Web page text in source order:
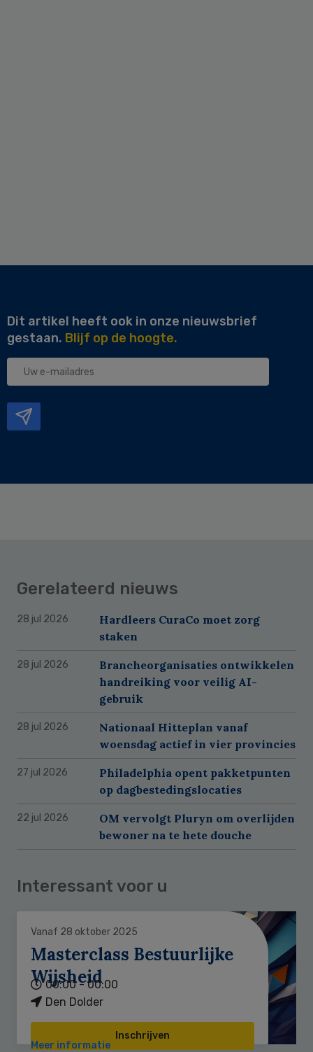
Dit artikel heeft ook in onze nieuwsbrief
gestaan. Blijf op de hoogte.
Uw
Gerelateerd nieuws
28 jul 2026
Hardleers CuraCo moet zorg
staken
28 jul 2026
Brancheorganisaties ontwikkelen
handreiking voor veilig AI-
gebruik
28 jul 2026
Nationaal Hitteplan vanaf
woensdag actief in vier provincies
27 jul 2026
Philadelphia opent pakketpunten
op dagbestedingslocaties
22 jul 2026
OM vervolgt Pluryn om overlijden
bewoner na te hete douche
Interessant voor u
Vanaf 28 oktober 2025
Masterclass Bestuurlijke
Wijsheid
00:00 - 00:00
Den Dolder
Inschrijven
Meer informatie